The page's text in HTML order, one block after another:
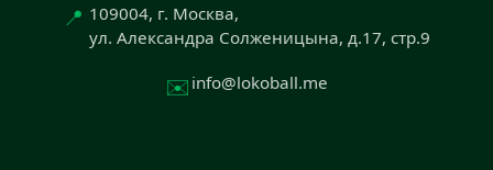
📍 109004, г. Москва,
ул. Александра Солженицына, д.17, стр.9
✉️ info@lokoball.me